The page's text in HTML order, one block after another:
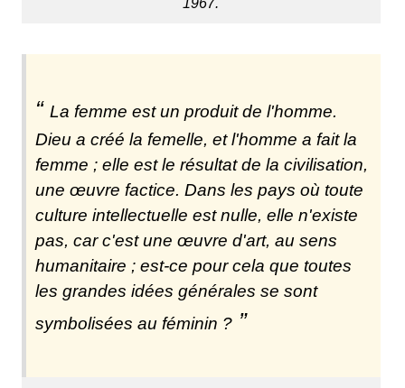
1967.
La femme est un produit de l'homme.
Dieu a créé la femelle, et l'homme a fait la
femme ; elle est le résultat de la civilisation,
une œuvre factice. Dans les pays où toute
culture intellectuelle est nulle, elle n'existe
pas, car c'est une œuvre d'art, au sens
humanitaire ; est-ce pour cela que toutes
les grandes idées générales se sont
symbolisées au féminin ?